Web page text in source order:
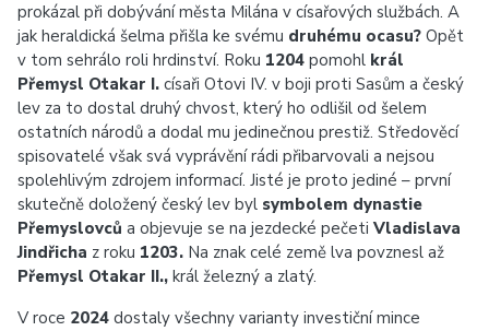
prokázal při dobývání města Milána v císařových službách. A
jak heraldická šelma přišla ke svému druhému ocasu? Opět
v tom sehrálo roli hrdinství. Roku 1204 pomohl král
Přemysl Otakar I. císaři Otovi IV. v boji proti Sasům a český
lev za to dostal druhý chvost, který ho odlišil od šelem
ostatních národů a dodal mu jedinečnou prestiž. Středověcí
spisovatelé však svá vyprávění rádi přibarvovali a nejsou
spolehlivým zdrojem informací. Jisté je proto jediné – první
skutečně doložený český lev byl symbolem dynastie
Přemyslovců a objevuje se na jezdecké pečeti Vladislava
Jindřicha z roku 1203. Na znak celé země lva povznesl až
Přemysl Otakar II., král železný a zlatý.
V roce 2024 dostaly všechny varianty investiční mince